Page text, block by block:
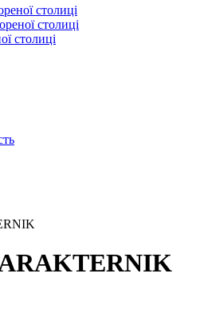
столиці
столиці
столиці